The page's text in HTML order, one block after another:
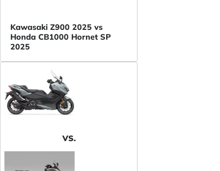
Kawasaki Z900 2025 vs
Honda CB1000 Hornet SP
2025
VS.